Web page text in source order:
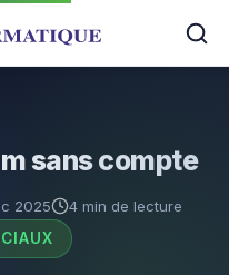
sans compte
2025
4 min de lecture